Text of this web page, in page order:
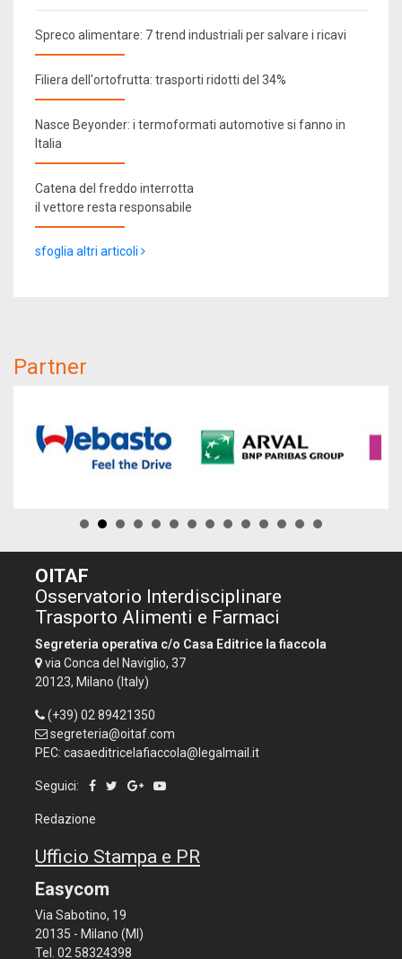
Spreco alimentare: 7 trend industriali per salvare i ricavi
Filiera dell'ortofrutta: trasporti ridotti del 34%
Nasce Beyonder: i termoformati automotive si fanno in
Italia
Catena del freddo interrotta
il vettore resta responsabile
sfoglia altri articoli
Partner
OITAF
Osservatorio Interdisciplinare
Trasporto Alimenti e Farmaci
Segreteria operativa c/o Casa Editrice la fiaccola
via Conca del Naviglio, 37
20123, Milano (Italy)
(+39) 02 89421350
segreteria@oitaf.com
PEC: casaeditricelafiaccola@legalmail.it
Seguici:
Redazione
Ufficio Stampa e PR
Easycom
Via Sabotino, 19
20135 - Milano (MI)
Tel. 02 58324398